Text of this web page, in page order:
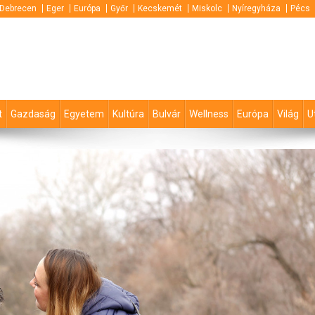
Debrecen Eger Európa Győr Kecskemét Miskolc Nyíregyháza Pécs
Gazdaság Egyetem Kultúra Bulvár Wellness Európa Világ